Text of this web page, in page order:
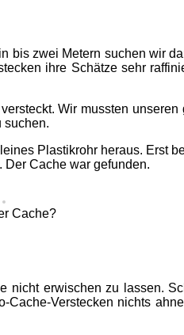
bis zwei Metern suchen wir
ihre Schätze sehr
Wir mussten
suchen.
Plastikrohr heraus. Erst
Cache war gefunden.
Cache?
nicht erwischen zu lassen.
Verstecken nichts